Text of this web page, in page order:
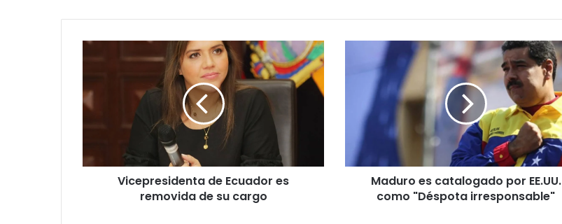
Vicepresidenta
es
removida
Vicepresidenta de Ecuador es
removida de su cargo
EE.UU.
como
irresponsable"
Maduro es catalogado por EE.UU.
como "Déspota irresponsable"